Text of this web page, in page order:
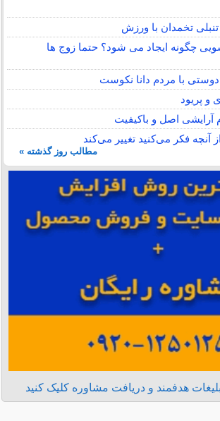
تخمدان با ورزش
چگونه ایجاد می شود؟ حتما زوج ها
با مردم دانا نكوست
و پریود
آرایشی اصل و باکیفیت
فکر می‌کنید تغییر می‌کند
مطالب روز گذشته »
هدفمند و دریافت مشاوره کلیک کنید